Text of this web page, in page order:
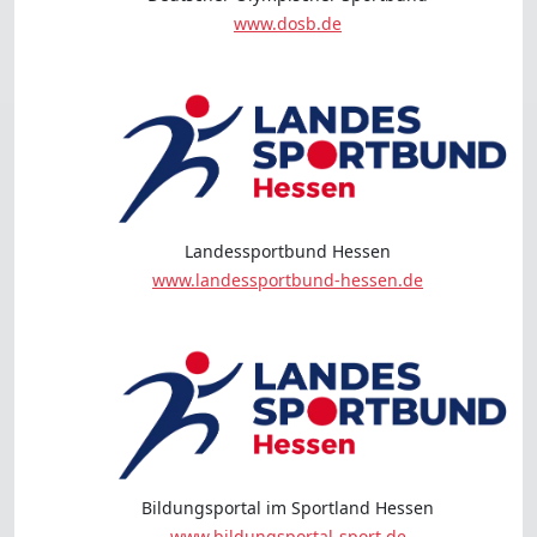
www.dosb.de
Landessportbund Hessen
www.landessportbund-hessen.de
Bildungsportal im Sportland Hessen